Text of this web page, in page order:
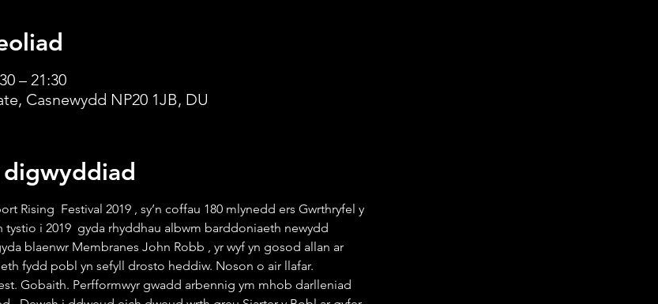
– 21:30
Casnewydd NP20 1JB, DU
Rising  Festival 2019 , sy’n coffau 180 mlynedd ers Gwrthryfel y
tystio i 2019  gyda rhyddhau albwm barddoniaeth newydd
blaenwr Membranes John Robb , yr wyf yn gosod allan ar
fydd pobl yn sefyll drosto heddiw. Noson o air llafar.
Gobaith. Perfformwyr gwadd arbennig ym mhob darlleniad